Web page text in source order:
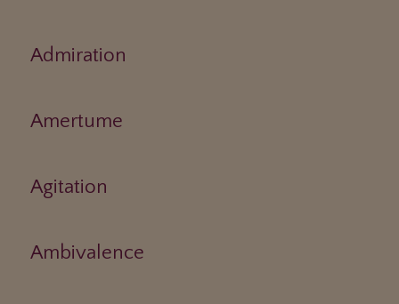
Admiration
Amertume
Agitation
Ambivalence